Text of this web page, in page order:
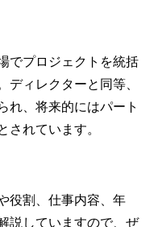
でプロジェクトを統括
ディレクターと同等、
れ、将来的にはパート
されています。
役割、仕事内容、年
説していますので、ぜ